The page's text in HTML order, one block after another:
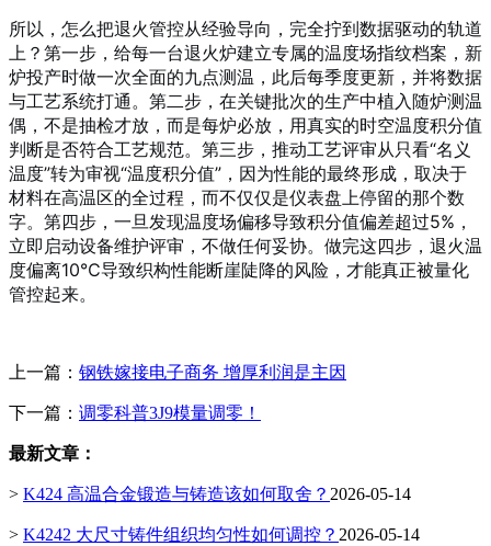
所以，怎么把退火管控从经验导向，完全拧到数据驱动的轨道
上？第一步，给每一台退火炉建立专属的温度场指纹档案，新
炉投产时做一次全面的九点测温，此后每季度更新，并将数据
与工艺系统打通。第二步，在关键批次的生产中植入随炉测温
偶，不是抽检才放，而是每炉必放，用真实的时空温度积分值
判断是否符合工艺规范。第三步，推动工艺评审从只看“名义
温度”转为审视“温度积分值”，因为性能的最终形成，取决于
材料在高温区的全过程，而不仅仅是仪表盘上停留的那个数
字。第四步，一旦发现温度场偏移导致积分值偏差超过5%，
立即启动设备维护评审，不做任何妥协。做完这四步，退火温
度偏离10℃导致织构性能断崖陡降的风险，才能真正被量化
管控起来。
上一篇： 钢铁嫁接电子商务 增厚利润是主因
下一篇： 调零科普3J9模量调零！
最新文章：
> K424 高温合金锻造与铸造该如何取舍？ 2026-05-14
> K4242 大尺寸铸件组织均匀性如何调控？ 2026-05-14